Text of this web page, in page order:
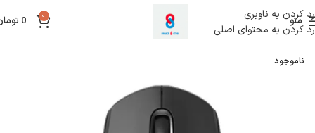
رد کردن به ناوبری
رد کردن به محتوای اصلی
منو 0
0
ناموجود